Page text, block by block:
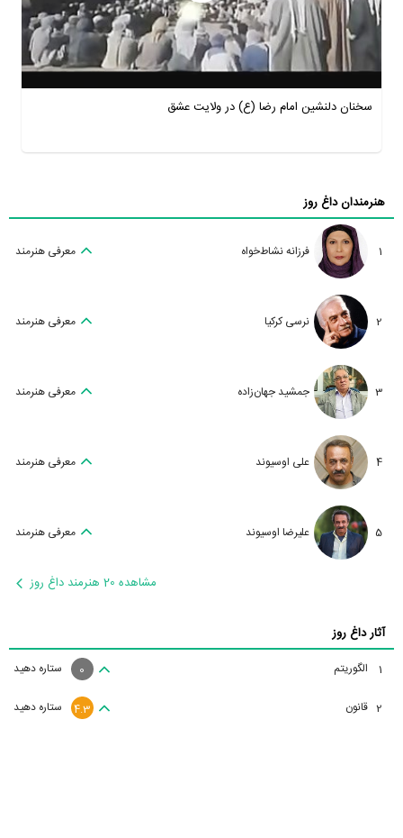
سخنان دلنشین امام رضا (ع) در ولایت عشق
هنرمندان داغ روز
1 فرزانه نشاط‌خواه معرفی هنرمند
2 نرسی کرکیا معرفی هنرمند
3 جمشید جهان‌زاده معرفی هنرمند
4 علی اوسیوند معرفی هنرمند
5 علیرضا اوسیوند معرفی هنرمند
مشاهده 20 هنرمند داغ روز
آثار داغ روز
1 الگوریتم ستاره دهید 0
2 قانون ستاره دهید 4.3